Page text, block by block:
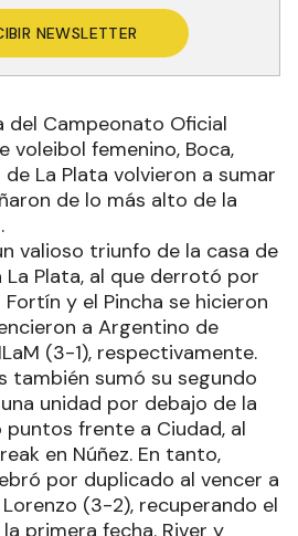
NEWSLETTER
del Campeonato Oficial
voleibol femenino, Boca,
La Plata volvieron a sumar
de lo más alto de la
valioso triunfo de la casa de
La Plata, al que derrotó por
y el Pincha se hicieron
a Argentino de
(3-1), respectivamente.
también sumó su segundo
unidad por debajo de la
frente a Ciudad, al
en Núñez. En tanto,
por duplicado al vencer a
(3-2), recuperando el